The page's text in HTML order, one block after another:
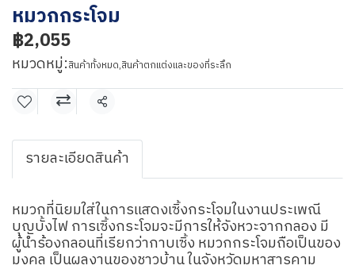
หมวกกระโจม
฿2,055
หมวดหมู่:สินค้าทั้งหมด,สินค้าตกแต่งและของที่ระลึก
แชร์
รายละเอียดสินค้า
หมวกที่นิยมใส่ในการแสดงเซิ้งกระโจมในงานประเพณี
บุญบั้งไฟ การเซิ้งกระโจมจะมีการให้จังหวะจากกลอง มี
ผู้นำร้องกลอนที่เรียกว่ากาบเซิ้ง หมวกกระโจมถือเป็นของ
มงคล เป็นผลงานของชาวบ้าน ในจังหวัดมหาสารคาม